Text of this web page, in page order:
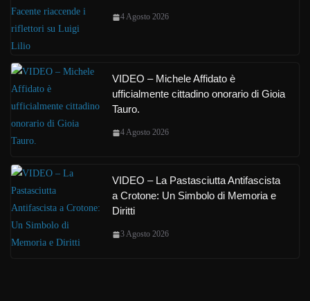
4 Agosto 2026
VIDEO – Michele Affidato è
ufficialmente cittadino onorario di Gioia
Tauro.
4 Agosto 2026
VIDEO – La Pastasciutta Antifascista
a Crotone: Un Simbolo di Memoria e
Diritti
3 Agosto 2026